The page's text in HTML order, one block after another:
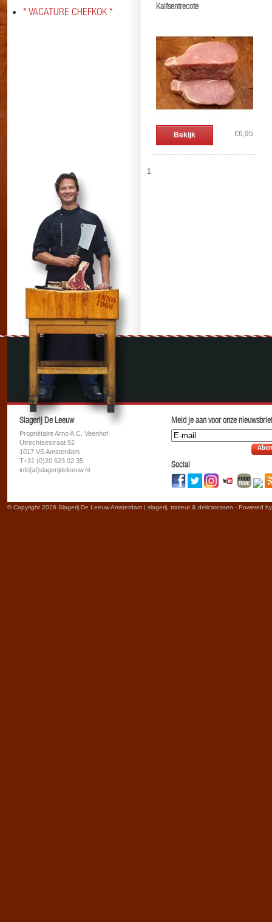
* VACATURE CHEFKOK *
Kalfsentrecote
Bekijk €6,95
1
Slagerij De Leeuw
Propriétaire Arno A.C. Veenhof
Utrechtsestraat 92
1017 VS Amsterdam
T+31 (0)20 623 02 35
info[at]slagerijdeleeuw.nl
Meld je aan voor onze
Social
© Copyright 2026 Slagerij De Leeuw Amsterdam | slagerij, traiteur & delicatessen - Powered